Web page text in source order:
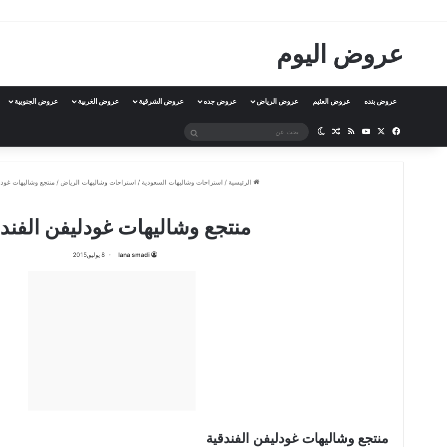
عروض اليوم
عروض بنده عروض العثيم عروض الرياض عروض جده عروض الشرقية عروض الغربية عروض الجنوبية
فيسبوك ‫YouTubeملخص الموقع RSS
مقال عشوائي
الوضع المظلم
بحث
الرئيسية / استراحات وشاليهات السعودية / استراحات وشاليهات الرياض / منتجع وشاليهات
منتجع وشاليهات غودليفن
lana smadi 8 يوليو,2015
منتجع وشاليهات غودليفن الفندقية